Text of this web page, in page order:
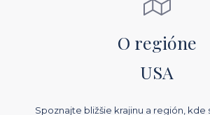
O regióne
USA
Spoznajte bližšie krajinu a región, kde